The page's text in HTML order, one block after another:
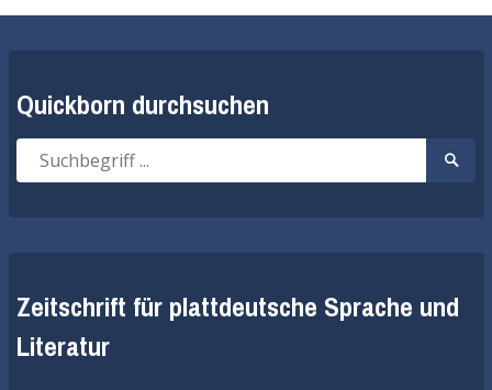
Quickborn durchsuchen
Suche
nach:
Suche
Zeitschrift für plattdeutsche Sprache und
Literatur